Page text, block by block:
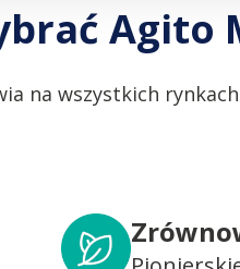
Agito
na wszystkich